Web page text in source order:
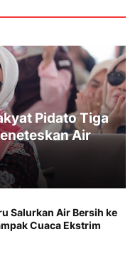
Pidato Tiga
Air
Salurkan Air Bersih ke
Cuaca Ekstrim